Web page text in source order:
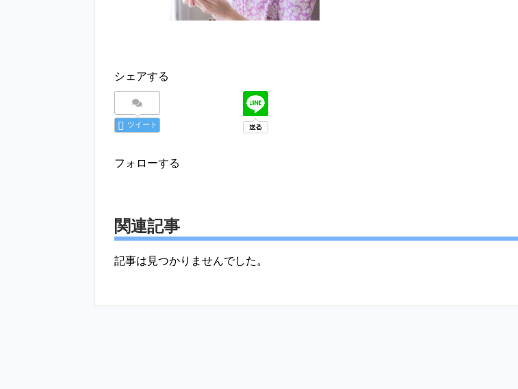
シェアする
ツイート
フォローする
関連記事
記事は見つかりませんでした。